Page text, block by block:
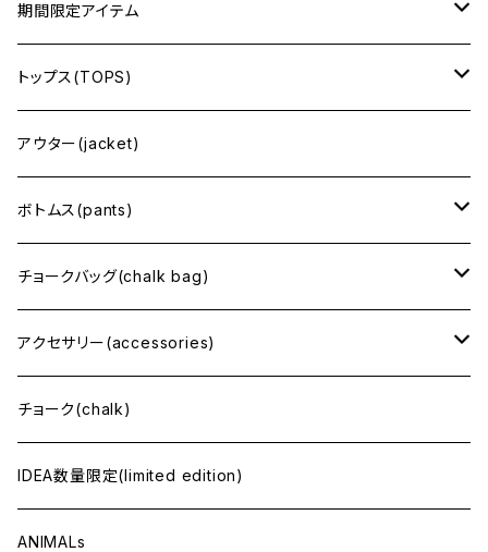
期間限定アイテム
CROSSOVER
トップス(TOPS)
半袖(short sleeve)
長袖(long sleeve)
スウェット・フーディ(sweat・hoodie)
アウター(jacket)
ボトムス(pants)
ショート丈
ロング丈
チョークバッグ(chalk bag)
regular size（レギュラーサイズ）
tiny size（小さめ）
腰付けチョークバッグ
アクセサリー(accessories)
バッグ(bag)
帽子・ベルトなど(hat・belt)
チョーク(chalk)
IDEA数量限定(limited edition)
ANIMALs